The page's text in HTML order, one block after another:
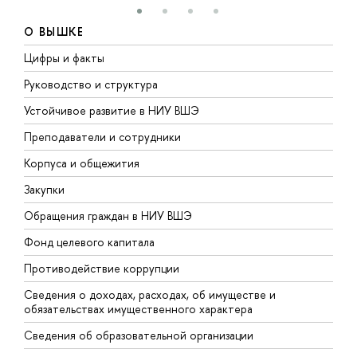
О ВЫШКЕ
Цифры и факты
Руководство и структура
Устойчивое развитие в НИУ ВШЭ
Преподаватели и сотрудники
Корпуса и общежития
Закупки
Обращения граждан в НИУ ВШЭ
Фонд целевого капитала
Противодействие коррупции
Сведения о доходах, расходах, об имуществе и
обязательствах имущественного характера
Сведения об образовательной организации